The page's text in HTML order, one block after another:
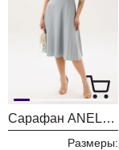
Сарафан ANELLI LAUREL 1867 туман
Размеры: